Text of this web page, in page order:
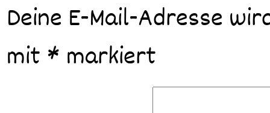
Deine E-Mail-Adresse
mit * markiert